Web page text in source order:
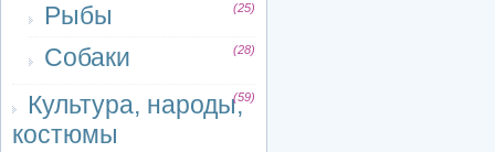
Рыбы (25)
Собаки (28)
Культура, народы,
костюмы
(59)